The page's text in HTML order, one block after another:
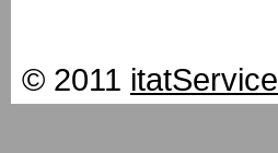
© 2011 itatService